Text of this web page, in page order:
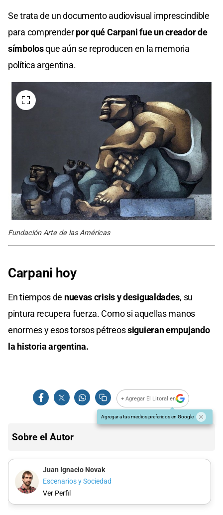
Se trata de un documento audiovisual imprescindible
para comprenderpor qué Carpani fue un creador de
símbolosque aún se reproducen en la memoria
política argentina.
Fundación Arte de las Américas
Carpani hoy
En tiempos de nuevas crisis y desigualdades, su
pintura recupera fuerza. Como si aquellas manos
enormes y esos torsos pétreossiguieran empujando
la historia argentina.
+ Agregar El Litoral en
Agregar a tus medios preferidos en Google
Sobre el Autor
Juan Ignacio Novak
Escenarios y Sociedad
Ver Perfil